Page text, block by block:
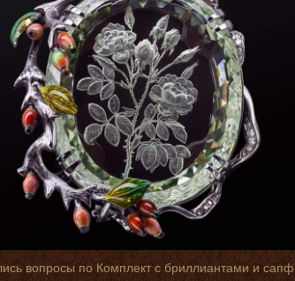
вопросы по Комплект с бриллиантами и